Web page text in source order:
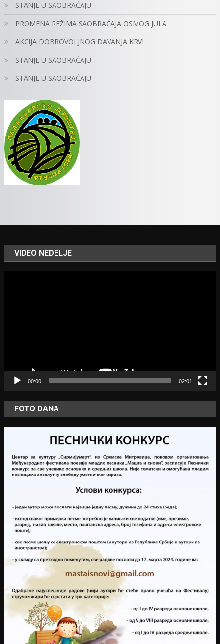
STANJE U SAOBRAĆAJU
PROMENA REŽIMA SAOBRAĆAJA OSMOG JULA
AKCIJA DOBROVOLJNOG DAVANJA KRVI
STANJE U SAOBRAĆAJU
STANJE U SAOBRAĆAJU
VIDEO NEDELJE
00:00 02:01
FOTO DANA